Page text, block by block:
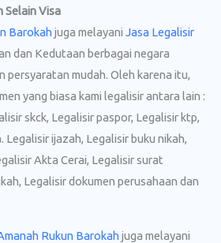
Selain Visa
Barokah juga melayani Jasa Legalisir
dan Kedutaan berbagai negara
persyaratan mudah. Oleh karena itu,
yang biasa kami legalisir antara lain :
skck, Legalisir paspor, Legalisir ktp,
Legalisir ijazah, Legalisir buku nikah,
Akta Cerai, Legalisir surat
Legalisir dokumen perusahaan dan
Rukun Barokah juga melayani